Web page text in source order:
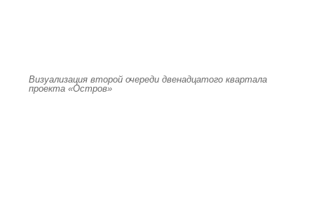
Визуализация второй очереди двенадцатого квартала
проекта «Остров»